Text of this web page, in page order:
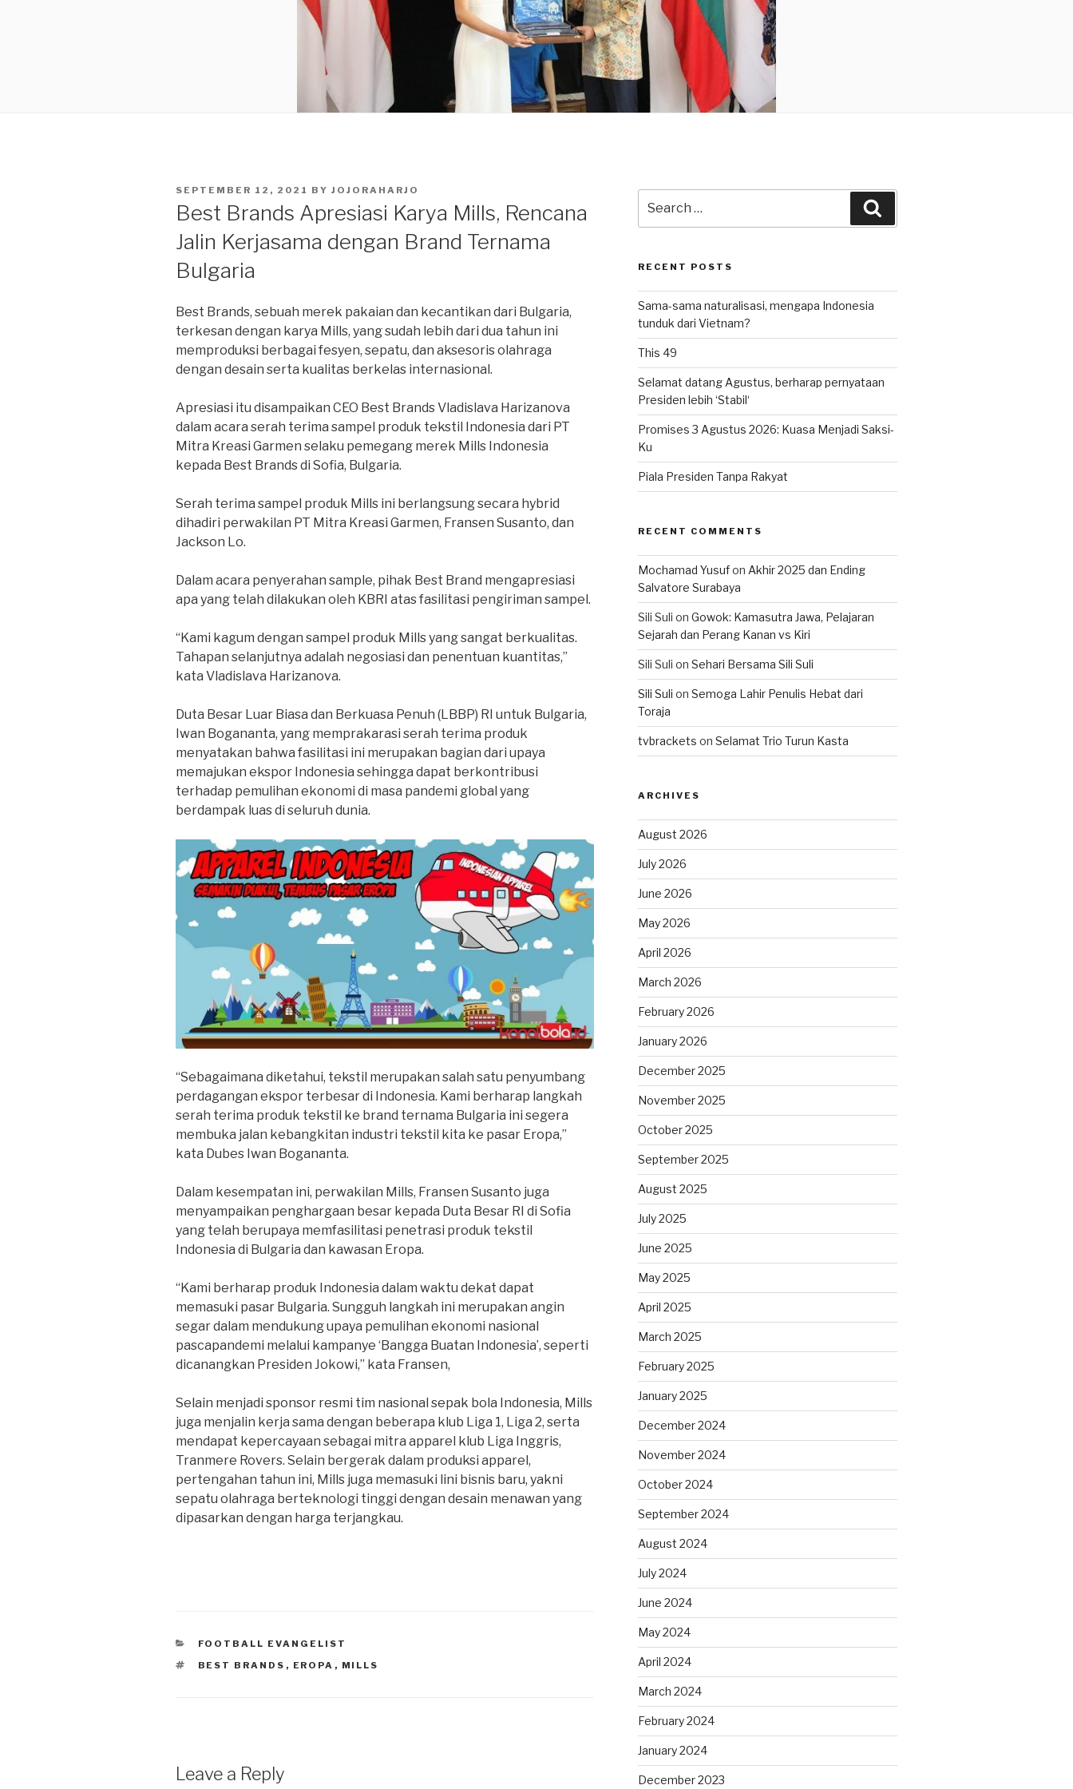
POSTED
SEPTEMBER 12, 2021 BY JOJORAHARJO
Best Brands Apresiasi Karya Mills, Rencana
Jalin Kerjasama dengan Brand Ternama
Bulgaria
Best Brands, sebuah merek pakaian dan kecantikan dari Bulgaria,
terkesan dengan karya Mills, yang sudah lebih dari dua tahun ini
memproduksi berbagai fesyen, sepatu, dan aksesoris olahraga
dengan desain serta kualitas berkelas internasional.
Apresiasi itu disampaikan CEO Best Brands Vladislava Harizanova
dalam acara serah terima sampel produk tekstil Indonesia dari PT
Mitra Kreasi Garmen selaku pemegang merek Mills Indonesia
kepada Best Brands di Sofia, Bulgaria.
Serah terima sampel produk Mills ini berlangsung secara hybrid
dihadiri perwakilan PT Mitra Kreasi Garmen, Fransen Susanto, dan
Jackson Lo.
Dalam acara penyerahan sample, pihak Best Brand mengapresiasi
apa yang telah dilakukan oleh KBRI atas fasilitasi pengiriman sampel.
“Kami kagum dengan sampel produk Mills yang sangat berkualitas.
Tahapan selanjutnya adalah negosiasi dan penentuan kuantitas,”
kata Vladislava Harizanova.
Duta Besar Luar Biasa dan Berkuasa Penuh (LBBP) RI untuk Bulgaria,
Iwan Bogananta, yang memprakarasi serah terima produk
menyatakan bahwa fasilitasi ini merupakan bagian dari upaya
memajukan ekspor Indonesia sehingga dapat berkontribusi
terhadap pemulihan ekonomi di masa pandemi global yang
berdampak luas di seluruh dunia.
“Sebagaimana diketahui, tekstil merupakan salah satu penyumbang
perdagangan ekspor terbesar di Indonesia. Kami berharap langkah
serah terima produk tekstil ke brand ternama Bulgaria ini segera
membuka jalan kebangkitan industri tekstil kita ke pasar Eropa,”
kata Dubes Iwan Bogananta.
Dalam kesempatan ini, perwakilan Mills, Fransen Susanto juga
menyampaikan penghargaan besar kepada Duta Besar RI di Sofia
yang telah berupaya memfasilitasi penetrasi produk tekstil
Indonesia di Bulgaria dan kawasan Eropa.
“Kami berharap produk Indonesia dalam waktu dekat dapat
memasuki pasar Bulgaria. Sungguh langkah ini merupakan angin
segar dalam mendukung upaya pemulihan ekonomi nasional
pascapandemi melalui kampanye ‘Bangga Buatan Indonesia’, seperti
dicanangkan Presiden Jokowi,” kata Fransen,
Selain menjadi sponsor resmi tim nasional sepak bola Indonesia, Mills
juga menjalin kerja sama dengan beberapa klub Liga 1, Liga 2, serta
mendapat kepercayaan sebagai mitra apparel klub Liga Inggris,
Tranmere Rovers. Selain bergerak dalam produksi apparel,
pertengahan tahun ini, Mills juga memasuki lini bisnis baru, yakni
sepatu olahraga berteknologi tinggi dengan desain menawan yang
dipasarkan dengan harga terjangkau.
CATEGORIES
FOOTBALL EVANGELIST
TAGS
BEST BRANDS , EROPA , MILLS
Leave a Reply
for:
RECENT POSTS
Sama-sama naturalisasi, mengapa Indonesia
tunduk dari Vietnam?
This 49
Selamat datang Agustus, berharap pernyataan
Presiden lebih ‘Stabil‘
Promises 3 Agustus 2026: Kuasa Menjadi Saksi-
Ku
Piala Presiden Tanpa Rakyat
RECENT COMMENTS
Mochamad Yusufon Akhir 2025 dan Ending
Salvatore Surabaya
Sili Suli on Gowok: Kamasutra Jawa, Pelajaran
Sejarah dan Perang Kanan vs Kiri
Sili Suli on Sehari Bersama Sili Suli
Sili Suli on Semoga Lahir Penulis Hebat dari
Toraja
tvbrackets on Selamat Trio Turun Kasta
ARCHIVES
August 2026
July 2026
June 2026
May 2026
April 2026
March 2026
February 2026
January 2026
December 2025
November 2025
October 2025
September 2025
August 2025
July 2025
June 2025
May 2025
April 2025
March 2025
February 2025
January 2025
December 2024
November 2024
October 2024
September 2024
August 2024
July 2024
June 2024
May 2024
April 2024
March 2024
February 2024
January 2024
December 2023